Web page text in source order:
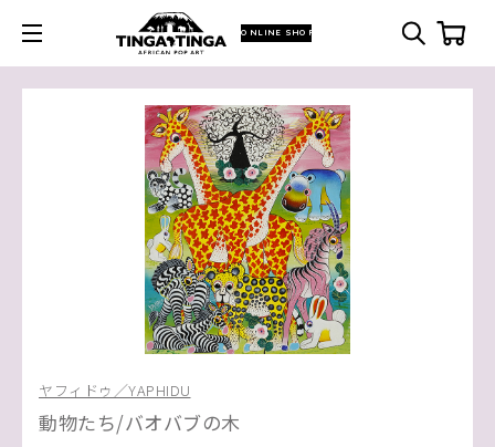
ONLINE SHOP
ヤフィドゥ／YAPHIDU
動物たち/バオバブの木